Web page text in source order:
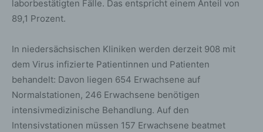
laborbestätigten Fälle. Das entspricht einem Anteil von
89,1 Prozent.
In niedersächsischen Kliniken werden derzeit 908 mit
dem Virus infizierte Patientinnen und Patienten
behandelt: Davon liegen 654 Erwachsene auf
Normalstationen, 246 Erwachsene benötigen
intensivmedizinische Behandlung. Auf den
Intensivstationen müssen 157 Erwachsene beatmet